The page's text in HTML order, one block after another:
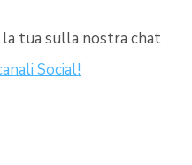
la tua sulla nostra chat
Social!